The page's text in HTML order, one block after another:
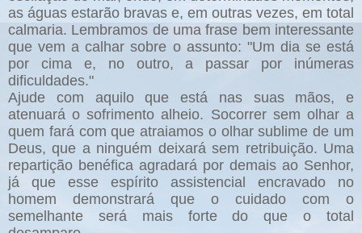
as águas estarão bravas e, em outras vezes, em total
calmaria. Lembramos de uma frase bem interessante
que vem a calhar sobre o assunto: "Um dia se está
por cima e, no outro, a passar por inúmeras
dificuldades."
Ajude com aquilo que está nas suas mãos, e
atenuará o sofrimento alheio. Socorrer sem olhar a
quem fará com que atraiamos o olhar sublime de um
Deus, que a ninguém deixará sem retribuição. Uma
repartição benéfica agradará por demais ao Senhor,
já que esse espírito assistencial encravado no
homem demonstrará que o cuidado com o
semelhante será mais forte do que o total